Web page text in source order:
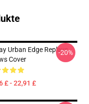
Urban Edge Replays
Cover
£ - 22,91 £
-20%